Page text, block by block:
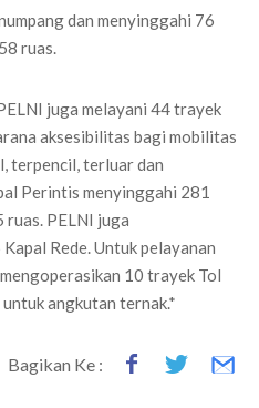
dan menyinggahi 76
ruas.
juga melayani 44 trayek
aksesibilitas bagi mobilitas
terpencil, terluar dan
Perintis menyinggahi 281
PELNI juga
Rede. Untuk pelayanan
10 trayek Tol
angkutan ternak.*
Bagikan Ke :